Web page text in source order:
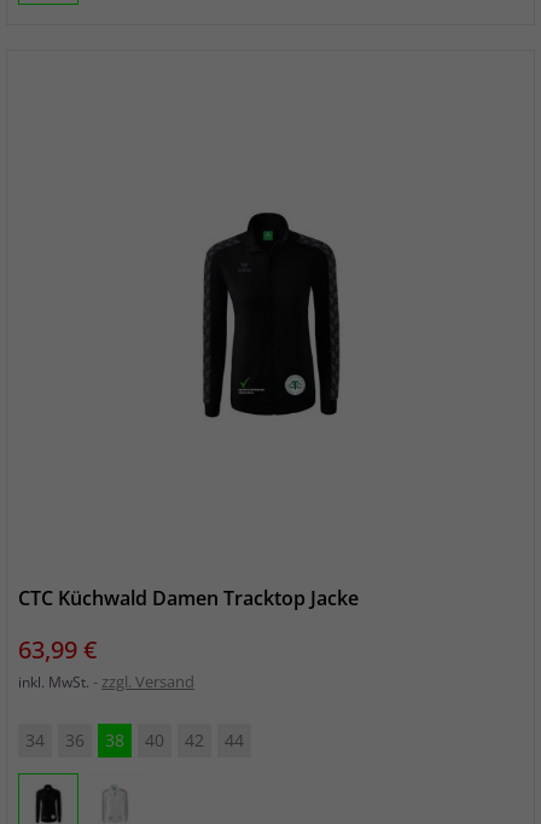
CTC Küchwald Damen Tracktop Jacke
Preis
63,99 €
inkl. MwSt. zzgl. Versand
34 36 38 40 42 44